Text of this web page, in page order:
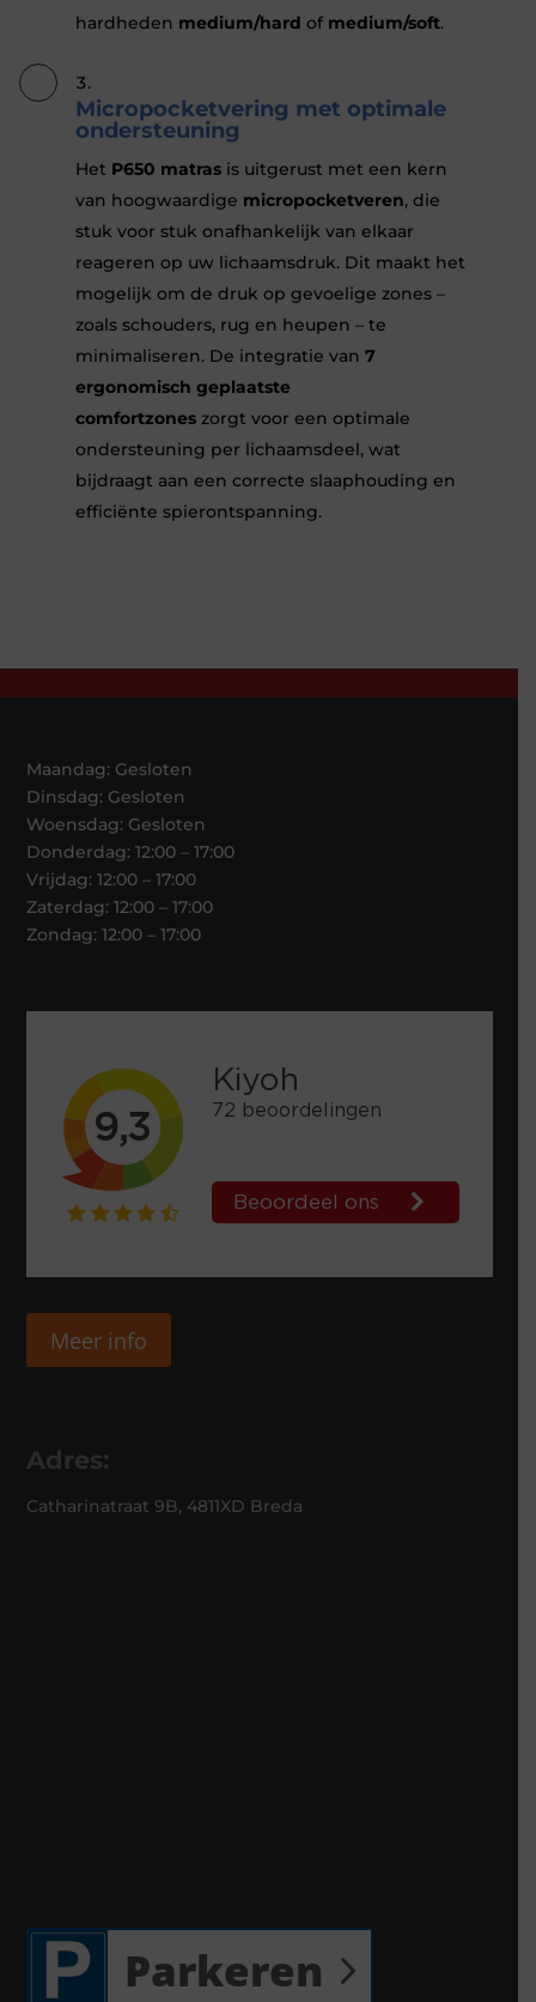
hardheden medium/hard of medium/soft.
Micropocketvering met optimale
ondersteuning
Het P650 matras is uitgerust met een kern
van hoogwaardige micropocketveren, die
stuk voor stuk onafhankelijk van elkaar
reageren op uw lichaamsdruk. Dit maakt het
mogelijk om de druk op gevoelige zones –
zoals schouders, rug en heupen – te
minimaliseren. De integratie van7
ergonomisch geplaatste
comfortzones zorgt voor een optimale
ondersteuning per lichaamsdeel, wat
bijdraagt aan een correcte slaaphouding en
efficiënte spierontspanning.
Maandag: Gesloten
Dinsdag: Gesloten
Woensdag: Gesloten
Donderdag: 12:00 – 17:00
Vrijdag: 12:00 – 17:00
Zaterdag: 12:00 – 17:00
Zondag: 12:00 – 17:00
Meer info
Adres:
Catharinatraat 9B, 4811XD Breda
Parkeren